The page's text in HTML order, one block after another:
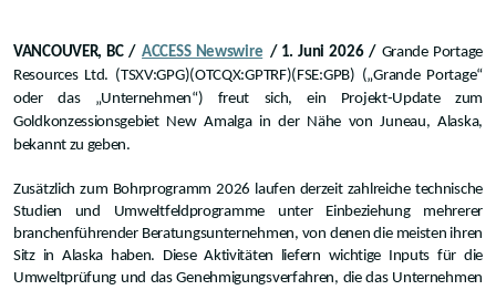
VANCOUVER, BC / ACCESS Newswire / 1. Juni 2026 / Grande Portage
Resources Ltd. (TSXV:GPG)(OTCQX:GPTRF)(FSE:GPB) („Grande Portage“
oder das „Unternehmen“) freut sich, ein Projekt-Update zum
Goldkonzessionsgebiet New Amalga in der Nähe von Juneau, Alaska,
bekannt zu geben.
Zusätzlich zum Bohrprogramm 2026 laufen derzeit zahlreiche technische
Studien und Umweltfeldprogramme unter Einbeziehung mehrerer
branchenführender Beratungsunternehmen, von denen die meisten ihren
Sitz in Alaska haben. Diese Aktivitäten liefern wichtige Inputs für die
Umweltprüfung und das Genehmigungsverfahren, die das Unternehmen